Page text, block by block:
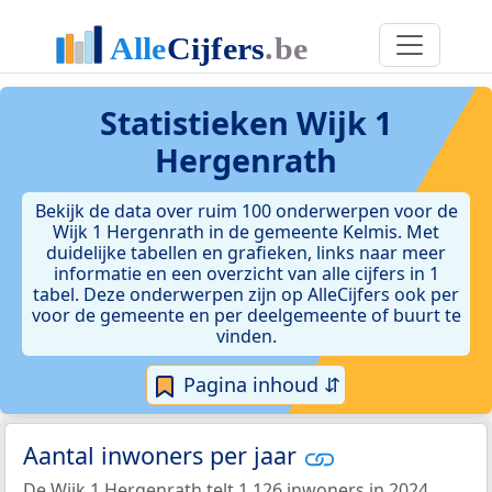
Statistieken Wijk 1
Hergenrath
Bekijk de data over ruim 100 onderwerpen voor de
Wijk 1 Hergenrath in de gemeente Kelmis. Met
duidelijke tabellen en grafieken, links naar meer
informatie en een overzicht van alle cijfers in 1
tabel. Deze onderwerpen zijn op AlleCijfers ook per
voor de gemeente en per deelgemeente of buurt te
vinden.
Pagina inhoud ⇵
Aantal inwoners per jaar